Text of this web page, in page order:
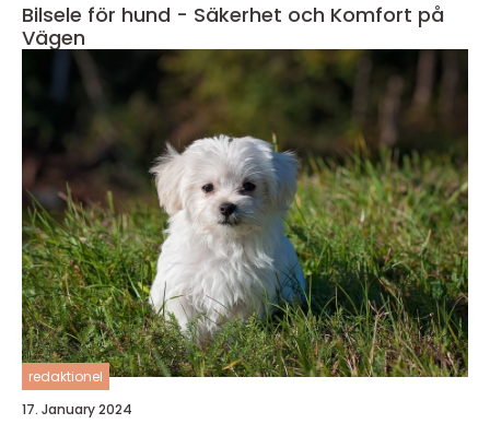
Bilsele för hund - Säkerhet och Komfort på
Vägen
redaktionel
17. January 2024